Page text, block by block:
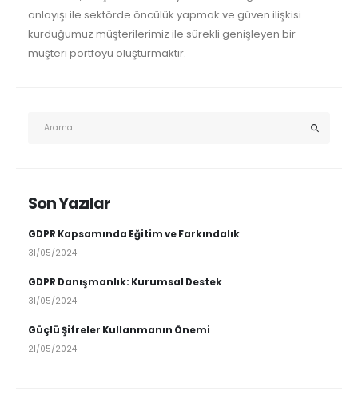
anlayışı ile sektörde öncülük yapmak ve güven ilişkisi
kurduğumuz müşterilerimiz ile sürekli genişleyen bir
müşteri portföyü oluşturmaktır.
Son Yazılar
GDPR Kapsamında Eğitim ve Farkındalık
31/05/2024
GDPR Danışmanlık: Kurumsal Destek
31/05/2024
Güçlü Şifreler Kullanmanın Önemi
21/05/2024